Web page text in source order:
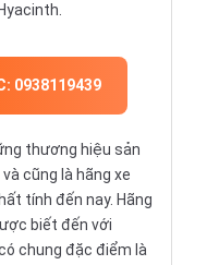
0938119439
thương hiệu sản
cũng là hãng xe
tính đến nay. Hãng
biết đến với
chung đặc điểm là